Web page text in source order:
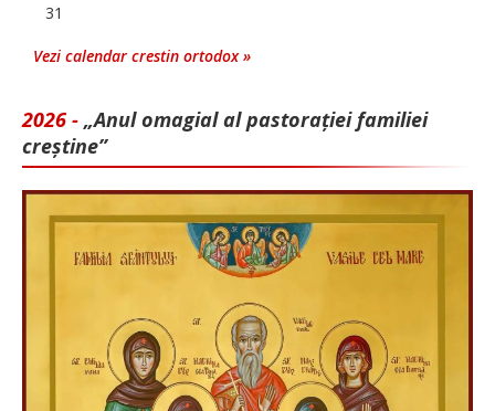
31
Vezi calendar crestin ortodox »
2026 - „Anul omagial al pastorației familiei
creștine”